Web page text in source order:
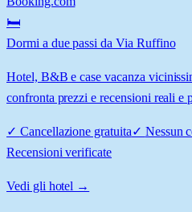
🛏️
Dormi a due passi da Via Ruffino
Hotel, B&B e case vacanza
confronta prezzi e recensioni reali e
✓ Cancellazione gratuita✓ Nessun
Recensioni verificate
Vedi gli hotel →